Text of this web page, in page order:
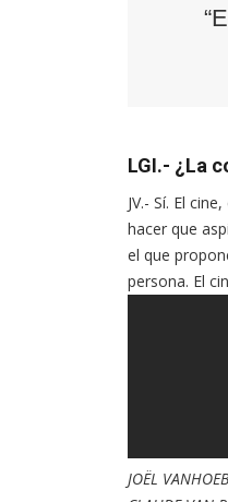
LGI.- ¿La
JV.- Sí. El
hacer que
el que
persona. El
JOËL